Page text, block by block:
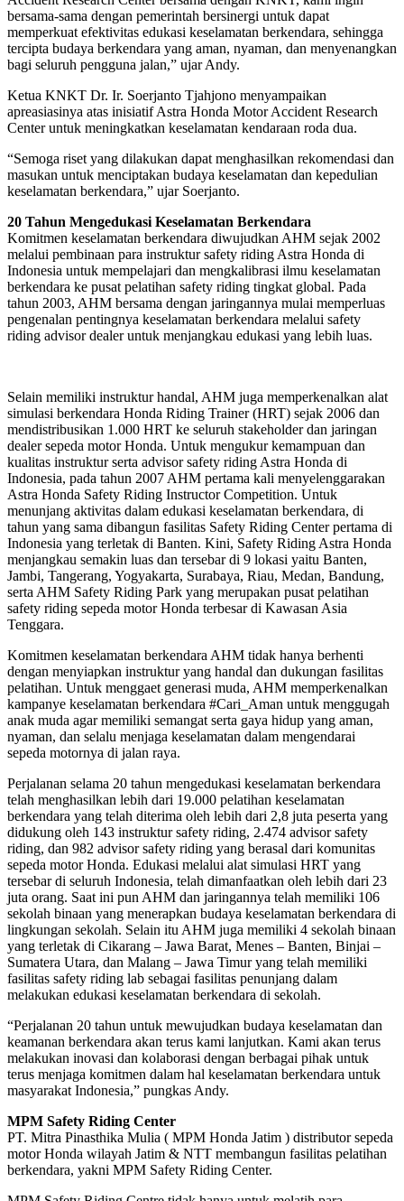
bersama-sama dengan pemerintah bersinergi untuk dapat
memperkuat efektivitas edukasi keselamatan berkendara, sehingga
tercipta budaya berkendara yang aman, nyaman, dan menyenangkan
bagi seluruh pengguna jalan,” ujar Andy.
Ketua KNKT Dr. Ir. Soerjanto Tjahjono menyampaikan
apreasiasinya atas inisiatif Astra Honda Motor Accident Research
Center untuk meningkatkan keselamatan kendaraan roda dua.
“Semoga riset yang dilakukan dapat menghasilkan rekomendasi dan
masukan untuk menciptakan budaya keselamatan dan kepedulian
keselamatan berkendara,” ujar Soerjanto.
20 Tahun Mengedukasi Keselamatan Berkendara
Komitmen keselamatan berkendara diwujudkan AHM sejak 2002
melalui pembinaan para instruktur safety riding Astra Honda di
Indonesia untuk mempelajari dan mengkalibrasi ilmu keselamatan
berkendara ke pusat pelatihan safety riding tingkat global. Pada
tahun 2003, AHM bersama dengan jaringannya mulai memperluas
pengenalan pentingnya keselamatan berkendara melalui safety
riding advisor dealer untuk menjangkau edukasi yang lebih luas.
Selain memiliki instruktur handal, AHM juga memperkenalkan alat
simulasi berkendara Honda Riding Trainer (HRT) sejak 2006 dan
mendistribusikan 1.000 HRT ke seluruh stakeholder dan jaringan
dealer sepeda motor Honda. Untuk mengukur kemampuan dan
kualitas instruktur serta advisor safety riding Astra Honda di
Indonesia, pada tahun 2007 AHM pertama kali menyelenggarakan
Astra Honda Safety Riding Instructor Competition. Untuk
menunjang aktivitas dalam edukasi keselamatan berkendara, di
tahun yang sama dibangun fasilitas Safety Riding Center pertama di
Indonesia yang terletak di Banten. Kini, Safety Riding Astra Honda
menjangkau semakin luas dan tersebar di 9 lokasi yaitu Banten,
Jambi, Tangerang, Yogyakarta, Surabaya, Riau, Medan, Bandung,
serta AHM Safety Riding Park yang merupakan pusat pelatihan
safety riding sepeda motor Honda terbesar di Kawasan Asia
Tenggara.
Komitmen keselamatan berkendara AHM tidak hanya berhenti
dengan menyiapkan instruktur yang handal dan dukungan fasilitas
pelatihan. Untuk menggaet generasi muda, AHM memperkenalkan
kampanye keselamatan berkendara #Cari_Aman untuk menggugah
anak muda agar memiliki semangat serta gaya hidup yang aman,
nyaman, dan selalu menjaga keselamatan dalam mengendarai
sepeda motornya di jalan raya.
Perjalanan selama 20 tahun mengedukasi keselamatan berkendara
telah menghasilkan lebih dari 19.000 pelatihan keselamatan
berkendara yang telah diterima oleh lebih dari 2,8 juta peserta yang
didukung oleh 143 instruktur safety riding, 2.474 advisor safety
riding, dan 982 advisor safety riding yang berasal dari komunitas
sepeda motor Honda. Edukasi melalui alat simulasi HRT yang
tersebar di seluruh Indonesia, telah dimanfaatkan oleh lebih dari 23
juta orang. Saat ini pun AHM dan jaringannya telah memiliki 106
sekolah binaan yang menerapkan budaya keselamatan berkendara di
lingkungan sekolah. Selain itu AHM juga memiliki 4 sekolah binaan
yang terletak di Cikarang – Jawa Barat, Menes – Banten, Binjai –
Sumatera Utara, dan Malang – Jawa Timur yang telah memiliki
fasilitas safety riding lab sebagai fasilitas penunjang dalam
melakukan edukasi keselamatan berkendara di sekolah.
“Perjalanan 20 tahun untuk mewujudkan budaya keselamatan dan
keamanan berkendara akan terus kami lanjutkan. Kami akan terus
melakukan inovasi dan kolaborasi dengan berbagai pihak untuk
terus menjaga komitmen dalam hal keselamatan berkendara untuk
masyarakat Indonesia,” pungkas Andy.
MPM Safety Riding Center
PT. Mitra Pinasthika Mulia ( MPM Honda Jatim ) distributor sepeda
motor Honda wilayah Jatim & NTT membangun fasilitas pelatihan
berkendara, yakni MPM Safety Riding Center.